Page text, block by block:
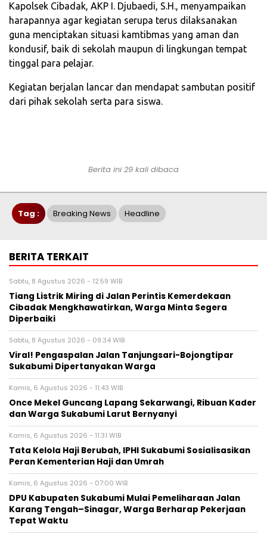
Kapolsek Cibadak, AKP I. Djubaedi, S.H., menyampaikan
harapannya agar kegiatan serupa terus dilaksanakan
guna menciptakan situasi kamtibmas yang aman dan
kondusif, baik di sekolah maupun di lingkungan tempat
tinggal para pelajar.
Kegiatan berjalan lancar dan mendapat sambutan positif
dari pihak sekolah serta para siswa.
Berita ini 29 kali dibaca
Tag : Breaking News Headline
BERITA TERKAIT
Sabtu, 8 Agustus 2026 - 12:59 WIB
Tiang Listrik Miring di Jalan Perintis Kemerdekaan
Cibadak Mengkhawatirkan, Warga Minta Segera
Diperbaiki
Sabtu, 8 Agustus 2026 - 09:34 WIB
Viral! Pengaspalan Jalan Tanjungsari-Bojongtipar
Sukabumi Dipertanyakan Warga
Kamis, 6 Agustus 2026 - 11:43 WIB
Once Mekel Guncang Lapang Sekarwangi, Ribuan Kader
dan Warga Sukabumi Larut Bernyanyi
Kamis, 6 Agustus 2026 - 11:31 WIB
Tata Kelola Haji Berubah, IPHI Sukabumi Sosialisasikan
Peran Kementerian Haji dan Umrah
Kamis, 6 Agustus 2026 - 07:00 WIB
‎DPU Kabupaten Sukabumi Mulai Pemeliharaan Jalan
Karang Tengah–Sinagar, Warga Berharap Pekerjaan
Tepat Waktu